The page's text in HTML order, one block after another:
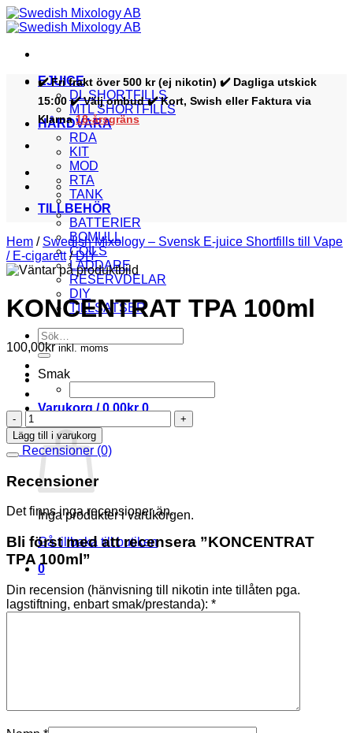
Skip
to
EJUICE
DL SHORTFILLS
MTL SHORTFILLS
HÅRDVARA
RDA
KIT
MOD
RTA
TANK
TILLBEHÖR
BATTERIER
BOMULL
COILS
LADDARE
RESERVDELAR
DIY
TILLSATSER
Sök
efter:
Varukorg /0,00kr 0
Inga produkter i varukorgen.
Gå tillbaka till butiken
0
✔️ Fri frakt över 500 kr (ej nikotin) ✔️ Dagliga utskick
15:00 ✔️ Välj ombud ✔️ Kort, Swish eller Faktura via
Klarna18-årsgräns
Hem / Swedish Mixology – Svensk E-juice Shortfills till Vape
/ E-cigarett / DIY
KONCENTRAT TPA 100ml
100,00kr inkl. moms
Smak
KONCENTRAT
TPA
100ml
mängd
Lägg till i varukorg
Recensioner (0)
Recensioner
Det finns inga recensioner än.
Bli först med att recensera ”KONCENTRAT
TPA 100ml”
Din recension (hänvisning till nikotin inte tillåten pga.
lagstiftning, enbart smak/prestanda): *